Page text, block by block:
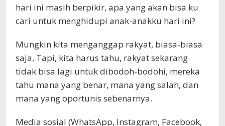
hari ini masih berpikir, apa yang akan bisa ku
cari untuk menghidupi anak-anakku hari ini?
Mungkin kita menganggap rakyat, biasa-biasa
saja. Tapi, kita harus tahu, rakyat sekarang
tidak bisa lagi untuk dibodoh-bodohi, mereka
tahu mana yang benar, mana yang salah, dan
mana yang oportunis sebenarnya.
Media sosial (WhatsApp, Instagram, Facebook,